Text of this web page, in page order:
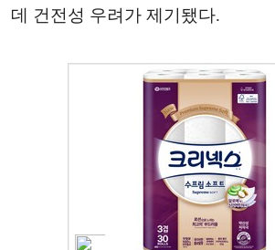
데 건전성 우려가 제기됐다.